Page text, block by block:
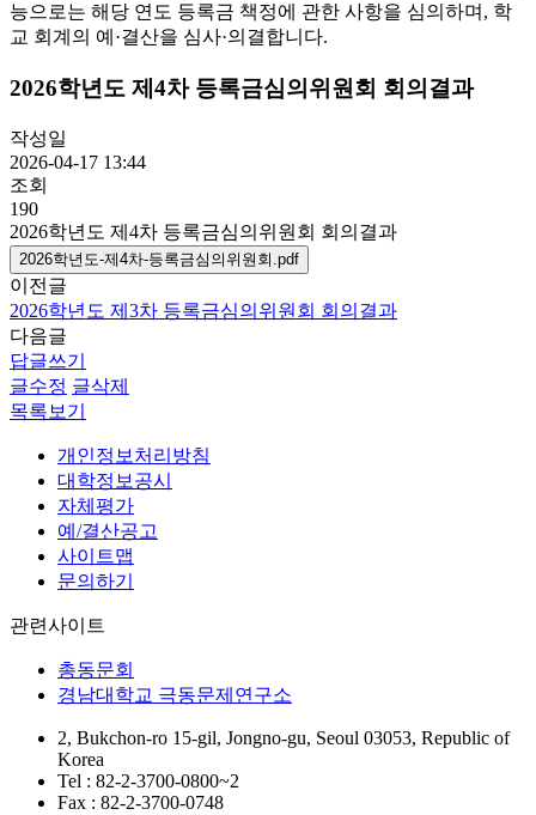
능으로는 해당 연도 등록금 책정에 관한 사항을 심의하며, 학
교 회계의 예·결산을 심사·의결합니다.
2026학년도 제4차 등록금심의위원회 회의결과
작성일
2026-04-17 13:44
조회
190
2026학년도 제4차 등록금심의위원회 회의결과
2026학년도-제4차-등록금심의위원회.pdf
이전글
2026학년도 제3차 등록금심의위원회 회의결과
다음글
답글쓰기
글수정 글삭제
목록보기
개인정보처리방침
대학정보공시
자체평가
예/결산공고
사이트맵
문의하기
관련사이트
총동문회
경남대학교 극동문제연구소
2, Bukchon-ro 15-gil, Jongno-gu, Seoul 03053, Republic of
Korea
Tel : 82-2-3700-0800~2
Fax : 82-2-3700-0748